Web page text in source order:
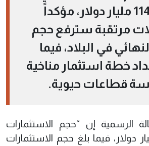
العراق بلغ 114 مليار دولار، مؤكداً
مرتقبة سترفع حجم
في البلاد، فيما
خطة استثمار مناخية
قطاعات حيوية.
الرسمية إن “حجم الاستثمارات
بلغ 67 مليار دولار، فيما بلغ حجم الاستثمارات